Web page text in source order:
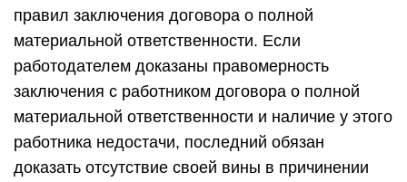
правил заключения договора о полной
материальной ответственности. Если
работодателем доказаны правомерность
заключения с работником договора о полной
материальной ответственности и наличие у этого
работника недостачи, последний обязан
доказать отсутствие своей вины в причинении